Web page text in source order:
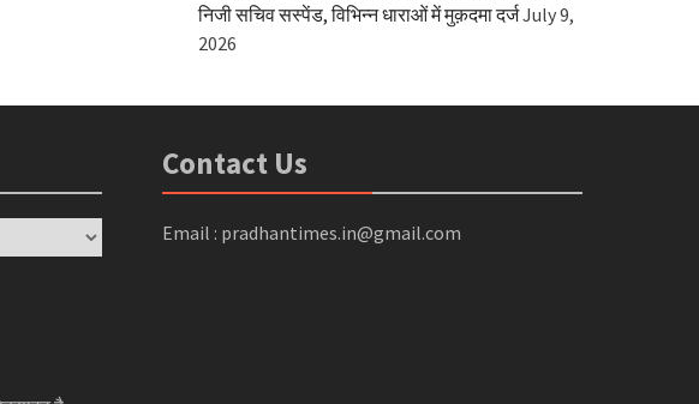
निजी सचिव सस्पेंड, विभिन्न धाराओं में मुक़दमा दर्जJuly 9,
2026
Contact Us
Email : pradhantimes.in@gmail.com